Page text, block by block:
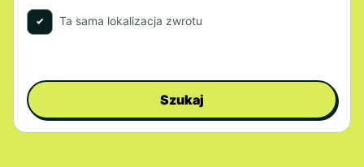
Ta sama lokalizacja zwrotu
Szukaj